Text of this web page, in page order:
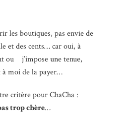
les boutiques, pas envie de
et des cents… car oui, à
ou j’impose une tenue,
à moi de la payer…
critère pour ChaCha :
trop chère…